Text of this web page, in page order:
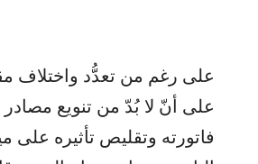
على رغم من تعدُّد واختلاف
على أنّ لا بُدّ من تنويع
فاتورته وتقليص تأثيره على